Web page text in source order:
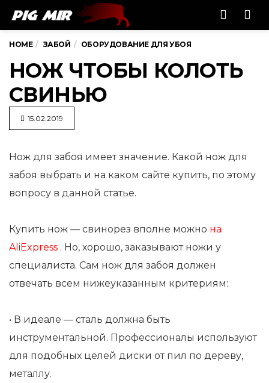
HOME ЗАБОЙ ОБОРУДОВАНИЕ ДЛЯ УБОЯ
НОЖ ЧТОБЫ КОЛОТЬ
СВИНЬЮ
15.02.2019
Нож для забоя имеет значение. Какой нож для
забоя выбрать и на каком сайте купить, по этому
вопросу в данной статье.
Купить нож — свинорез вполне можно на
AliExpress . Но, хорошо, заказывают ножи у
специалиста. Сам нож для забоя должен
отвечать всем нижеуказанным критериям:
• В идеале — сталь должна быть
инструментальной. Профессионалы используют
для подобных целей диски от пил по дереву,
металлу.